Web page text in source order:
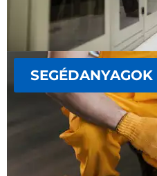
SEGÉDANYAGOK